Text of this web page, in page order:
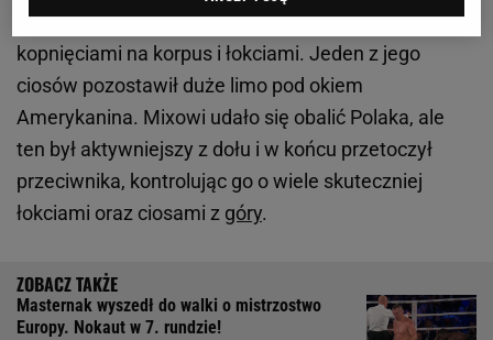
sobie mocnych ciosów. Wikłacz ładnie pracował
kopnięciami na korpus i łokciami. Jeden z jego
ciosów pozostawił duże limo pod okiem
Amerykanina. Mixowi udało się obalić Polaka, ale
ten był aktywniejszy z dołu i w końcu przetoczył
przeciwnika, kontrolując go o wiele skuteczniej
łokciami oraz ciosami z góry.
Masternak wyszedł do walki o mistrzostwo
Europy. Nokaut w 7. rundzie!